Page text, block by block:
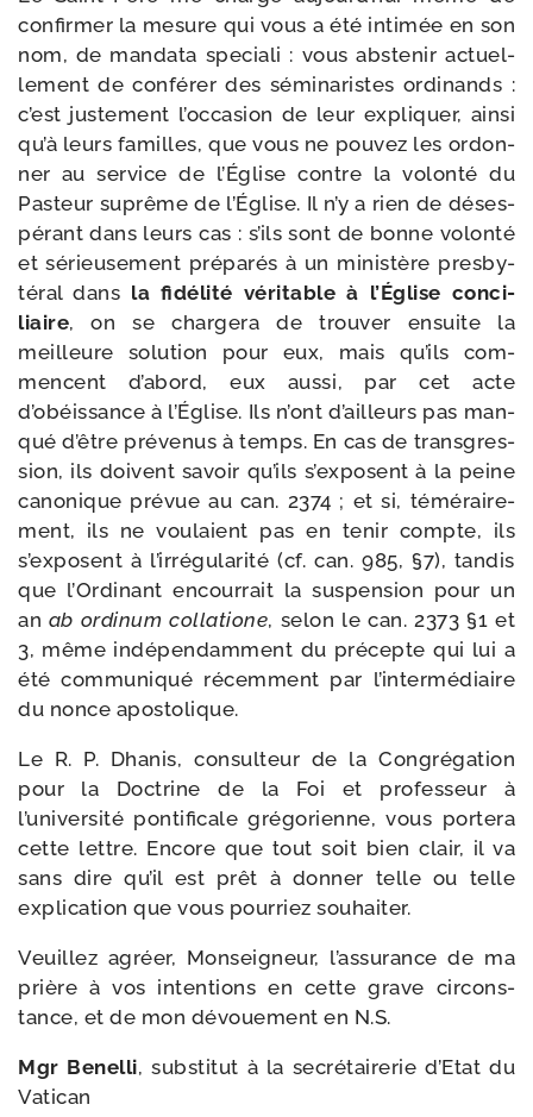
confir­mer la mesure qui vous a été inti­mée en son
nom, de man­da­ta spe­cia­li : vous abs­te­nir actuel­
le­ment de confé­rer des sémi­na­ristes ordi­nands :
c’est jus­te­ment l’occasion de leur expli­quer, ain­si
qu’à leurs familles, que vous ne pou­vez les ordon­
ner au ser­vice de l’Église contre la volon­té du
Pasteur suprême de l’Église. Il n’y a rien de déses­
pé­rant dans leurs cas : s’ils sont de bonne volon­té
et sérieu­se­ment pré­pa­rés à un minis­tère pres­by­
té­ral dans la fidé­li­té véri­table à l’Église conci­
liaire, on se char­ge­ra de trou­ver ensuite la
meilleure solu­tion pour eux, mais qu’ils com­
mencent d’abord, eux aus­si, par cet acte
d’obéissance à l’Église. Ils n’ont d’ailleurs pas man­
qué d’être pré­ve­nus à temps. En cas de trans­gres­
sion, ils doivent savoir qu’ils s’exposent à la peine
cano­nique pré­vue au can. 2374 ; et si, témé­rai­re­
ment, ils ne vou­laient pas en tenir compte, ils
s’exposent à l’irrégularité (cf. can. 985, §7), tan­dis
que l’Ordinant encour­rait la sus­pen­sion pour un
an ab ordi­num col­la­tione, selon le can. 2373 §1 et
3, même indé­pen­dam­ment du pré­cepte qui lui a
été com­mu­ni­qué récem­ment par l’intermédiaire
du nonce apostolique.
Le R. P. Dhanis, consul­teur de la Congrégation
pour la Doctrine de la Foi et pro­fes­seur à
l’université pon­ti­fi­cale gré­go­rienne, vous por­te­ra
cette lettre. Encore que tout soit bien clair, il va
sans dire qu’il est prêt à don­ner telle ou telle
expli­ca­tion que vous pour­riez souhaiter.
Veuillez agréer, Monseigneur, l’assurance de ma
prière à vos inten­tions en cette grave cir­cons­
tance, et de mon dévoue­ment en N.S.
Mgr Benelli, sub­sti­tut à la secré­tai­re­rie d’Etat du
Vatican